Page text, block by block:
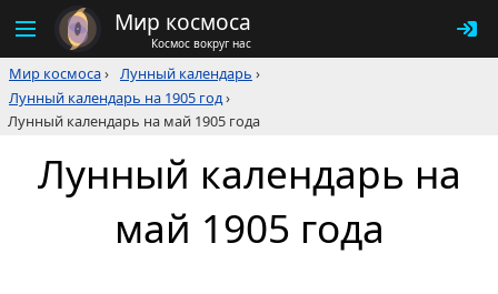
Мир космоса
Космос вокруг нас
Мир космоса› Лунный календарь ›
Лунный календарь на 1905 год›
Лунный календарь на май 1905 года
Лунный календарь на
май 1905 года